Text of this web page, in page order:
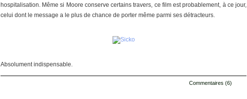
hospitalisation. Même si Moore conserve certains travers, ce film est probablement, à ce jour,
celui dont le message a le plus de chance de porter même parmi ses détracteurs.
Absolument indispensable.
Commentaires (6)